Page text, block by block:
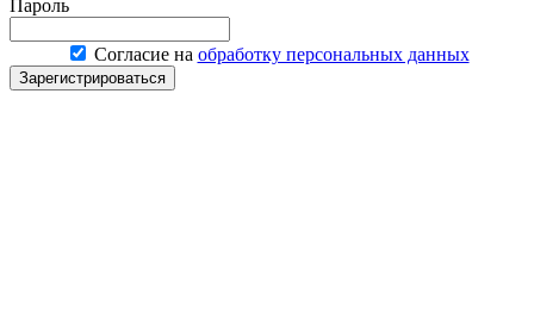
Пароль
Согласие на обработку персональных данных
Зарегистрироваться